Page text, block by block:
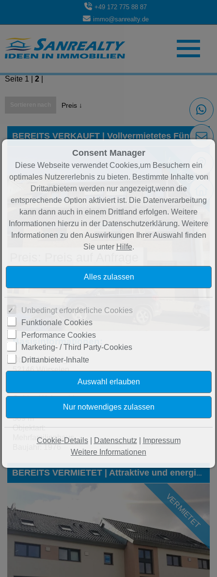
+49 172 775 88 87
immo@sanrealty.de
Seite 1 2
Preis ↓
BEREITS VERKAUFT | Vollvermietetes Fünf-Parteienhaus in verkehrsberuhigter und zentraler Lage von Würselen
VERKAUFT
Basisinformationen:
Objekt-Nr.: Ref_55
52146 Würselen
Gebiet: Wohngebiet
Vermietbare Fläche ca.:
309 m²
Objektart:
Mehrfamilienhaus
BEREITS VERMIETET | Attraktive und energieeffiziente Dachgeschoss-Wohnung in Eschweiler-Dürwiß
VERMIETET
Consent Manager
Diese Webseite verwendet Cookies,um Besuchern ein
optimales Nutzererlebnis zu bieten. Bestimmte Inhalte von
Drittanbietern werden nur angezeigt,wenn die
entsprechende Option aktiviert ist. Die Datenverarbeitung
kann dann auch in einem Drittland erfolgen. Weitere
Informationen hierzu in der Datenschutzerklärung. Weitere
Informationen zu den Auswirkungen Ihrer Auswahl finden
Sie unter Hilfe.
Unbedingt erforderliche Cookies
Funktionale Cookies
Performance Cookies
Marketing- / Third Party-Cookies
Drittanbieter-Inhalte
Cookie-Details| Datenschutz
Impressum
Weitere Informationen